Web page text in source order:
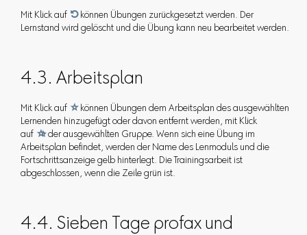
Mit Klick auf können Übungen zurückgesetzt werden. Der
Lernstand wird gelöscht und die Übung kann neu bearbeitet werden.
4.3. Arbeitsplan
Mit Klick auf können Übungen dem Arbeitsplan des ausgewählten
Lernenden hinzugefügt oder davon entfernt werden, mit Klick
auf der ausgewählten Gruppe. Wenn sich eine Übung im
Arbeitsplan befindet, werden der Name des Lenmoduls und die
Fortschrittsanzeige gelb hinterlegt. Die Trainingsarbeit ist
abgeschlossen, wenn die Zeile grün ist.
4.4. Sieben Tage profax und